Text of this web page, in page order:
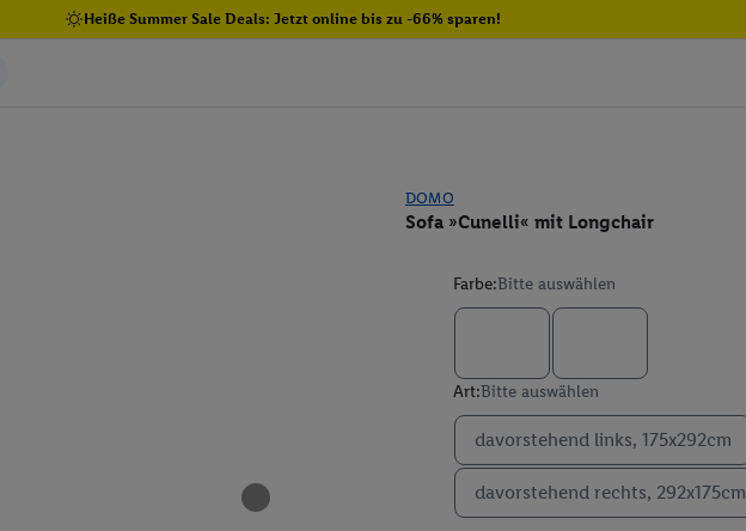
Heiße Summer Sale Deals: Jetzt online bis zu -66% sparen!
DOMO
Sofa »Cunelli« mit Longchair
Farbe:Bitte auswählen
Art:Bitte auswählen
davorstehend links, 175x292cm
davorstehend rechts, 292x175cm